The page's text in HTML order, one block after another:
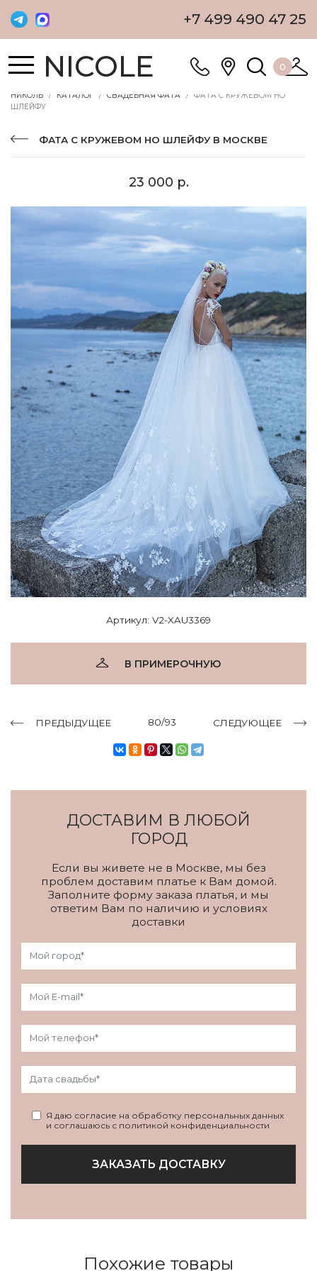
+7 499 490 47 25
NICOLE 0
НИКОЛЬ КАТАЛОГ СВАДЕБНАЯ ФАТА
ФАТА С КРУЖЕВОМ НО
ШЛЕЙФУ
ФАТА С КРУЖЕВОМ НО ШЛЕЙФУ В МОСКВЕ
23 000 р.
Артикул: V2-XAU3369
В ПРИМЕРОЧНУЮ
ПРЕДЫДУЩЕЕ 80/93 СЛЕДУЮЩЕЕ
ДОСТАВИМ В ЛЮБОЙ
ГОРОД
Если вы живете не в Москве, мы без
проблем доставим платье к Вам домой.
Заполните форму заказа платья, и мы
ответим Вам по наличию и условиях
доставки
Я даю согласие на обработку персональных данных
и соглашаюсь с политикой конфиденциальности
ЗАКАЗАТЬ ДОСТАВКУ
Похожие товары